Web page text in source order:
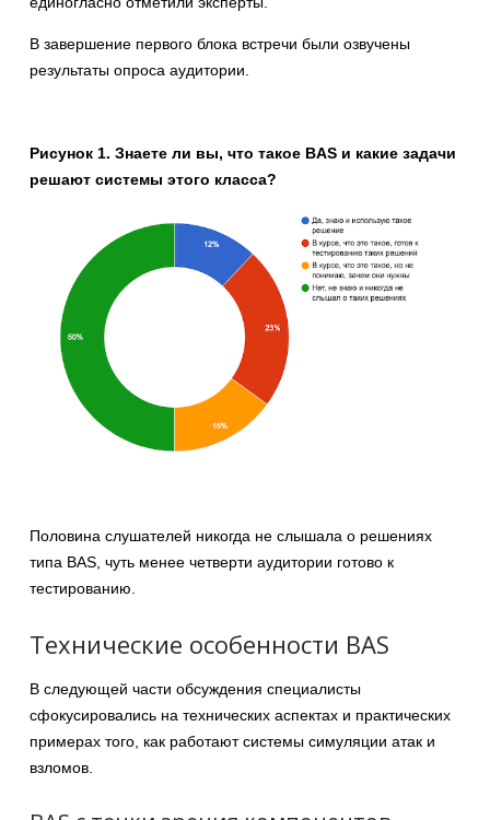
В завершение первого блока встречи были озвучены
результаты опроса аудитории.
Рисунок 1. Знаете ли вы, что такое BAS и какие задачи
решают системы этого класса?
Половина слушателей никогда не слышала о решениях
типа BAS, чуть менее четверти аудитории готово к
тестированию.
Технические особенности BAS
В следующей части обсуждения специалисты
сфокусировались на технических аспектах и практических
примерах того, как работают системы симуляции атак и
взломов.